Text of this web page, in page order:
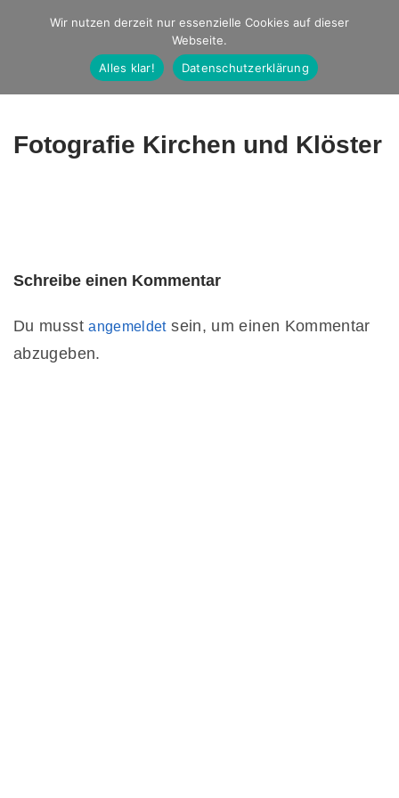
Studio Ernst
Fotografie
Fotografie Kirchen und Klöster
Schreibe einen Kommentar
Du musstangemeldetsein, um einen Kommentar
abzugeben.
Wir nutzen derzeit nur essenzielle Cookies auf dieser
Webseite.
Alles klar!
Datenschutzerklärung